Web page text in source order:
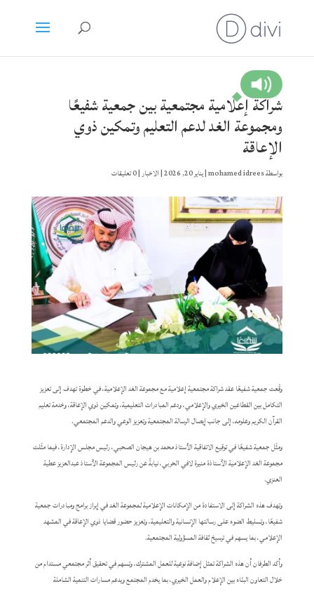
شراكة إعلامية مجتمعية بين جمعية شفيعًا
ومجموعة الغد لدعم التعليم وتمكين ذوي
الإعاقة
بواسطةmohamed idrees
|يناير 20, 2026 |الاخبار|0 تعليقات
وقّعت جمعية شفيعًا عقد شراكة مجتمعية إعلامية مع مجموعة الغد الإعلامية، في خطوة تهدف إلى تعزيز
التكامل بين القطاعين الخيري والإعلامي، ودعم المبادرات التعليمية، وتمكين ذوي الإعاقة، وخدمة تعليم
القرآن الكريم وعلومه، إلى جانب إيصال الرسالة المجتمعية وتعزيز الوعي والدعم المجتمعي.
ومثّل جمعية شفيعًا في توقيع الاتفاقية الأستاذ محمد بن هيجان الصحبي، رئيس مجلس الإدارة، فيما مثّلت
مجموعة الغد الإعلامية الأستاذة منيرة لافي الحربي، نيابةً عن رئيس المجموعة الأستاذ عبدالعزيز عطية
العنزي.
وتهدف هذه الشراكة إلى الاستفادة من الإمكانات الإعلامية لمجموعة الغد في إبراز برامج ومبادرات جمعية
شفيعًا، وتسليط الضوء على رسالتها الإنسانية والتعليمية، وتعزيز حضور قضايا ذوي الإعاقة في المشهد
الإعلامي، بما يسهم في ترسيخ ثقافة المسؤولية المجتمعية.
وأكد الطرفان أن هذه الشراكة تمثل إضافة نوعية للعمل المشترك، وتسهم في تحقيق أثر مجتمعي مستدام من
خلال التعاون البنّاء بين الإعلام والعمل الخيري، بما يخدم المجتمع ويدعم مسارات التنمية الشاملة